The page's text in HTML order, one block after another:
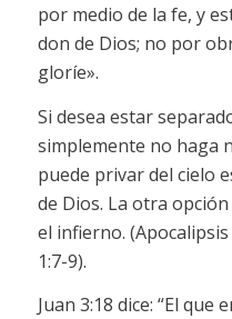
por medio de la fe, y
don de Dios; no por
gloríe».
Si desea estar
simplemente no haga
puede privar del cielo
de Dios. La otra
el infierno. (Apocalipsis
1:7-9).
Juan 3:18 dice: “El que